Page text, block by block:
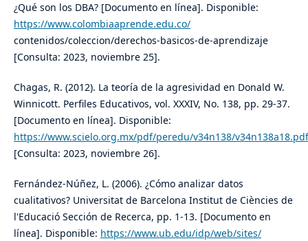
¿Qué son los DBA? [Documento en línea]. Disponible:
https://www.colombiaaprende.edu.co/
contenidos/coleccion/derechos-basicos-de-aprendizaje
[Consulta: 2023, noviembre 25].
Chagas, R. (2012). La teoría de la agresividad en Donald W.
Winnicott. Perfiles Educativos, vol. XXXIV, No. 138, pp. 29-37.
[Documento en línea]. Disponible:
https://www.scielo.org.mx/pdf/peredu/v34n138/v34n138a18.pdf
[Consulta: 2023, noviembre 26].
Fernández-Núñez, L. (2006). ¿Cómo analizar datos
cualitativos? Universitat de Barcelona Institut de Ciències de
l'Educació Sección de Recerca, pp. 1-13. [Documento en
línea]. Disponible: https://www.ub.edu/idp/web/sites/